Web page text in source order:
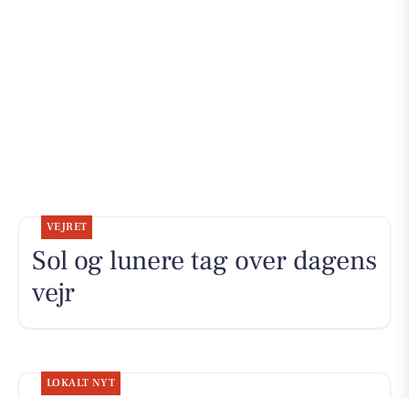
VEJRET
Sol og lunere tag over dagens
vejr
LOKALT NYT